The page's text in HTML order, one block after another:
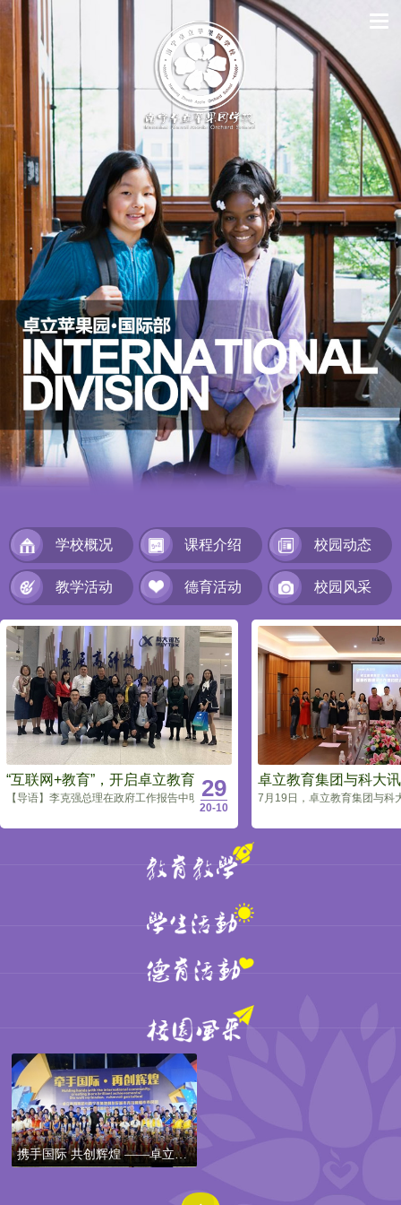
学校概况 课程介绍 校园动态
教学活动 德育活动 校园风采
“互联网+教育”，开启卓立教育“新征程”
29
20-10
卓立教育集团与科大
7月19日，卓立教育集团与科
携手国际 共创辉煌 ——卓立教